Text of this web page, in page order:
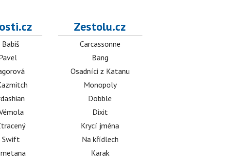
Swift
Zestolu.cz
Carcassonne
Bang
Osadníci z Katanu
Monopoly
Dobble
Dixit
Krycí jména
Na křídlech
Karak